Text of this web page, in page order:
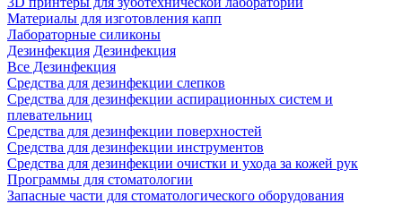
Материалы для изготовления капп
Лабораторные силиконы
Дезинфекция Дезинфекция
Все Дезинфекция
Средства для дезинфекции слепков
Средства для дезинфекции аспирационных систем и
плевательниц
Средства для дезинфекции поверхностей
Средства для дезинфекции инструментов
Средства для дезинфекции очистки и ухода за кожей рук
Программы для стоматологии
Запасные части для стоматологического оборудования